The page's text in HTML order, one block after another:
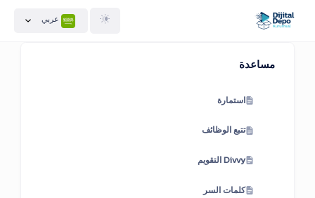
مساعدة
استمارة
تتبع الوظائف
Divvy التقويم
كلمات السر